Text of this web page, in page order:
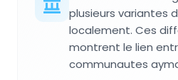
plusieurs variantes
localement. Ces
montrent le lien
communautes